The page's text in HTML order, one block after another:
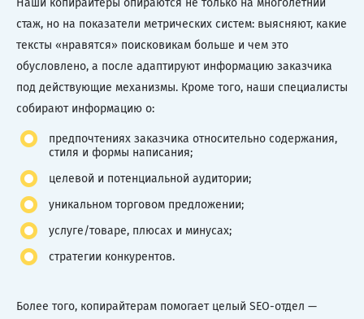
стаж, но на показатели метрических систем: выясняют, какие
тексты «нравятся» поисковикам больше и чем это
обусловлено, а после адаптируют информацию заказчика
под действующие механизмы. Кроме того, наши специалисты
собирают информацию о:
предпочтениях заказчика относительно содержания,
стиля и формы написания;
целевой и потенциальной аудитории;
уникальном торговом предложении;
услуге/товаре, плюсах и минусах;
стратегии конкурентов.
Более того, копирайтерам помогает целый SEO-отдел —